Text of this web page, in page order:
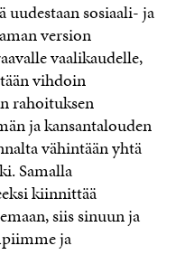
sosiaali- ja
version
vaalikaudelle,
vihdoin
rahoituksen
ja kansantalouden
vähintään yhtä
Samalla
kiinnittää
siis sinuun ja
ja